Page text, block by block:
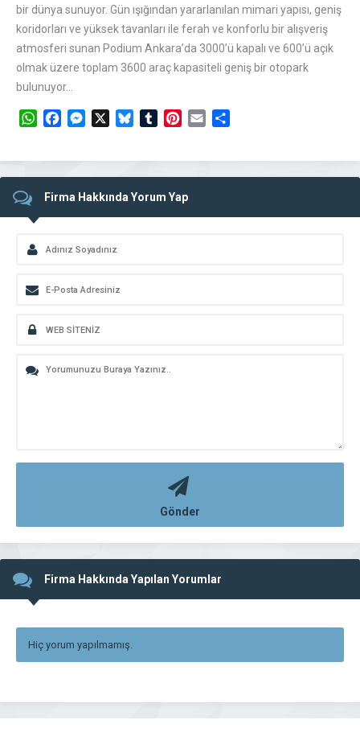
bir dünya sunuyor. Gün ışığından yararlanılan mimari yapısı, geniş
koridorları ve yüksek tavanları ile ferah ve konforlu bir alışveriş
atmosferi sunan Podium Ankara’da 3000’ü kapalı ve 600’ü açık
olmak üzere toplam 3600 araç kapasiteli geniş bir otopark
bulunuyor…
WhatsAppFacebookMessengerBlueskyTumblrPinterest
Email
Firma Hakkında Yorum Yap
Gönder
Firma Hakkında Yapılan Yorumlar
Hiç yorum yapılmamış.